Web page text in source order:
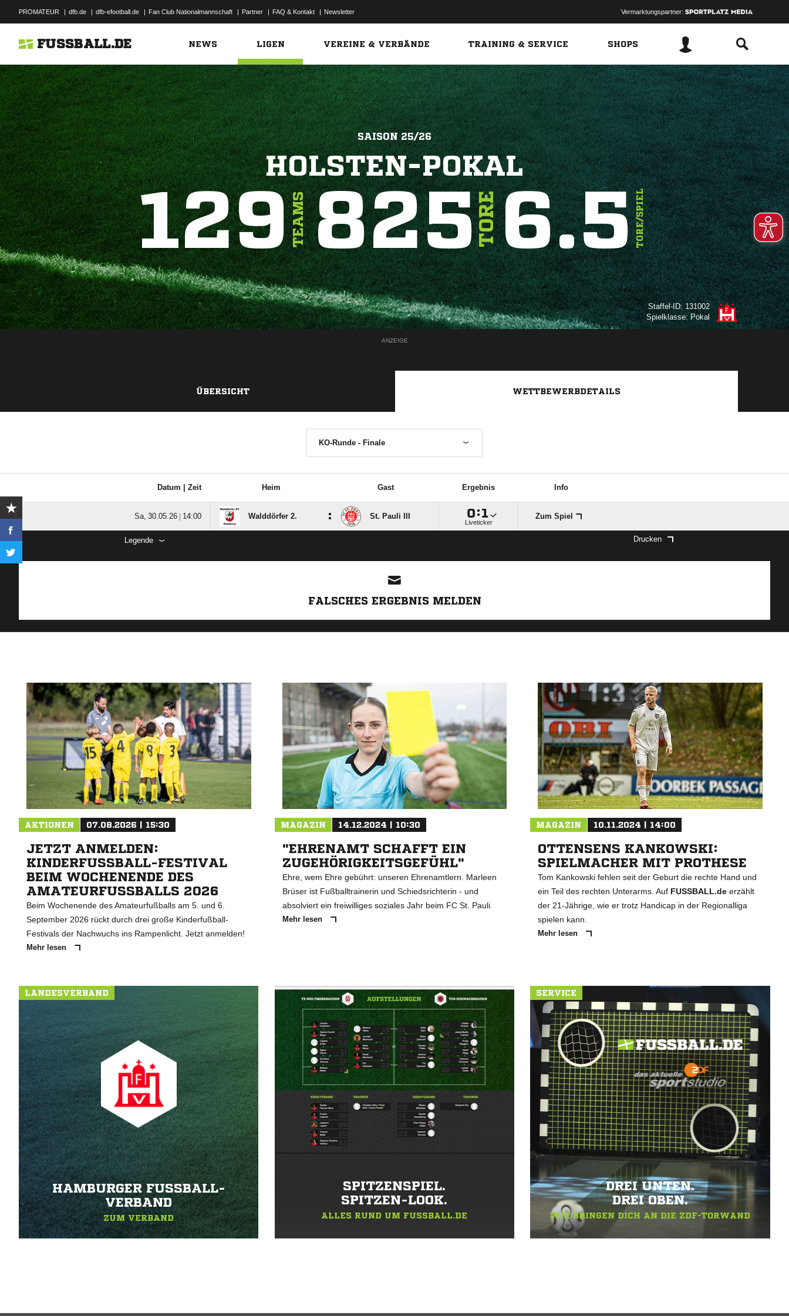
PROMATEUR | dfb.de | dfb-efootball.de | Fan Club Nationalmannschaft | Partner | FAQ & Kontakt | Newsletter Vermarktungspartner:
FUSSBALL.DE NEWS LIGEN VEREINE & VERBÄNDE TRAINING & SERVICE SHOPS
SAISON 25/26
HOLSTEN-POKAL
129TEAMS825TORE6.5TORE/SPIEL
Staffel-ID: 131002
Spielklasse: Pokal
ANZEIGE
ÜBERSICHT WETTBEWERBDETAILS
KO-Runde - Finale
Datum | Zeit Heim Gast Ergebnis Info
  |  Walddörfer 2. : St. Pauli III :
Liveticker
Zum Spiel
Legende Drucken
FALSCHES ERGEBNIS MELDEN
AKTIONEN 07.08.2026 | 15:30
JETZT ANMELDEN:
KINDERFUSSBALL-FESTIVAL B
EIM WOCHENENDE DES A
MATEURFUSSBALLS 2026
Beim Wochenende des Amateurfußballs am 5. und 6.
September 2026 rückt durch drei große Kinderfußball-
Festivals der Nachwuchs ins Rampenlicht. Jetzt anmelden!
Mehr lesen
MAGAZIN 14.12.2024 | 10:30
"EHRENAMT SCHAFFT EIN
ZUGEHÖRIGKEITSGEFÜHL"
Ehre, wem Ehre gebührt: unseren Ehrenamtlern. Marleen
Brüser ist Fußballtrainerin und Schiedsrichterin - und
absolviert ein freiwilliges soziales Jahr beim FC St. Pauli.
Mehr lesen
MAGAZIN 10.11.2024 | 14:00
OTTENSENS KANKOWSKI:
SPIELMACHER MIT PROTHESE
Tom Kankowski fehlen seit der Geburt die rechte Hand und
ein Teil des rechten Unterarms. Auf FUSSBALL.de erzählt
der 21-Jährige, wie er trotz Handicap in der Regionalliga
spielen kann.
Mehr lesen
LANDESVERBAND
HAMBURGER FUSSBALL-V
ERBAND
ZUM VERBAND
SPITZENSPIEL.
SPITZEN-LOOK.
ALLES RUND UM FUSSBALL.DE
SERVICE
DREI UNTEN.
DREI OBEN.
WIR BRINGEN DICH AN DIE ZDF-TORWAND